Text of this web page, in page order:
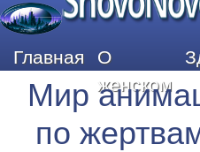
Главная
О
женском
Мир
по